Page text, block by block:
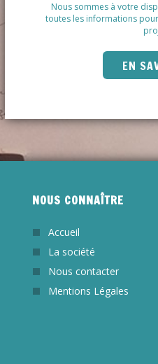
Nous sommes à votre
toutes les informations
EN
NOUS CONNAÎTRE
Accueil
La société
Nous contacter
Mentions Légales